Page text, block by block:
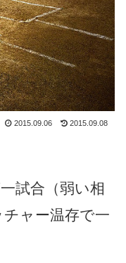
2015.09.06 2015.09.08
試合（弱い相
ャー温存で一